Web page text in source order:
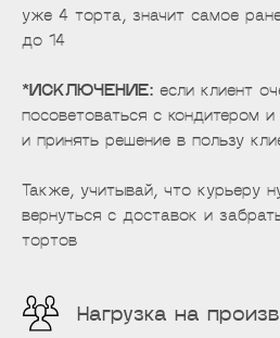
уже 4 торта, значит самое
до 14
*ИСКЛЮЧЕНИЕ: если клиент
посоветоваться с кондитером
и принять решение в пользу
Также, учитывай, что курьеру
вернуться с доставок и
тортов
Нагрузка на